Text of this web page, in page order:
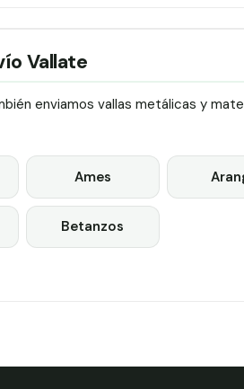
Vallate
enviamos vallas metálicas y
Ames
Betanzos